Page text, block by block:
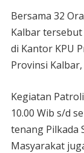
Bersama 32
Kalbar
di Kantor KPU
Provinsi
Kegiatan
10.00 Wib s/d
tenang Pilkada
Masyarakat